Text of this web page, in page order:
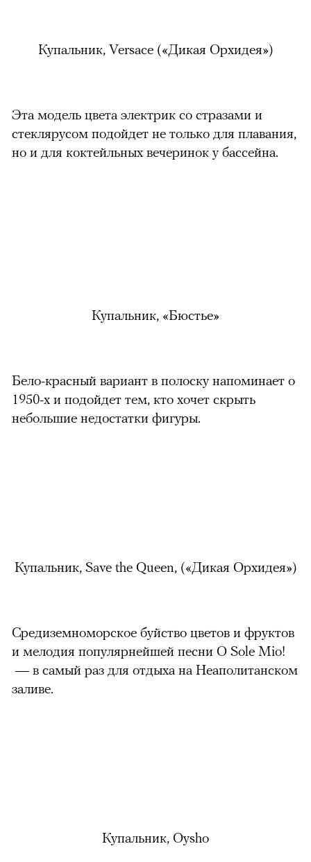
Купальник, Versace («Дикая Орхидея»)
Эта модель цвета электрик со стразами и
стеклярусом подойдет не только для плавания,
но и для коктейльных вечеринок у бассейна.
Купальник, «Бюстье»
Бело-красный вариант в полоску напоминает о
1950-х и подойдет тем, кто хочет скрыть
небольшие недостатки фигуры.
Купальник, Save the Queen, («Дикая Орхидея»)
Средиземноморское буйство цветов и фруктов
и мелодия популярнейшей песни O Sole Mio!
— в самый раз для отдыха на Неаполитанском
заливе.
Купальник, Oysho